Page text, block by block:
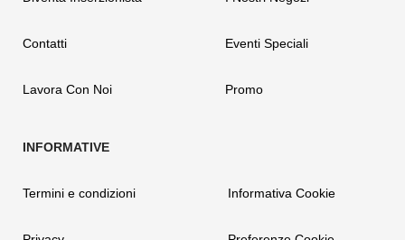
Contatti
Lavora Con Noi
Eventi Speciali
Promo
Termini e condizioni Informativa Cookie